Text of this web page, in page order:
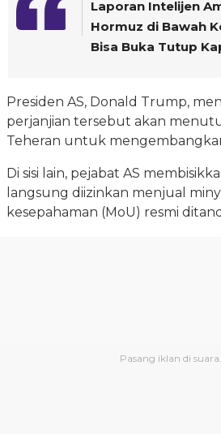
Laporan Intelijen
Hormuz di Bawah
Bisa Buka Tutup
Presiden AS, Donald Trump,
perjanjian tersebut akan
Teheran untuk
Di sisi lain, pejabat AS
langsung diizinkan menjual
kesepahaman (MoU) resmi